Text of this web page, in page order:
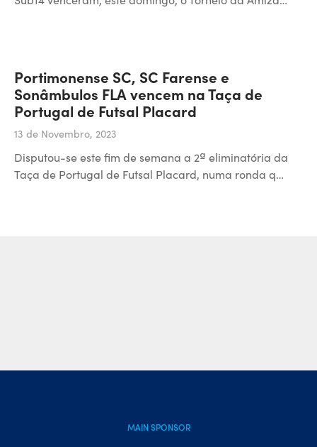
Portimonense SC, SC Farense e
Sonâmbulos FLA vencem na Taça de
Portugal de Futsal Placard
13 de Novembro, 2023
Disputou-se este fim de semana a 2ª eliminatória da
Taça de Portugal de Futsal Placard, numa ronda q…
MAIN SPONSOR